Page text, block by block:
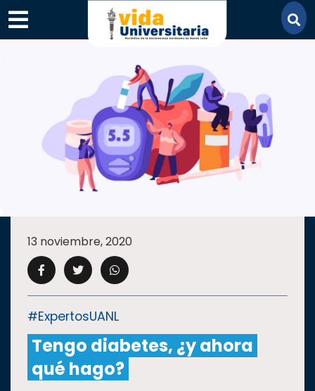
×
CAMPUS UANL
CULTURA
13 noviembre, 2020
#ExpertosUANL
Tengo diabetes, ¿y ahora
qué hago?